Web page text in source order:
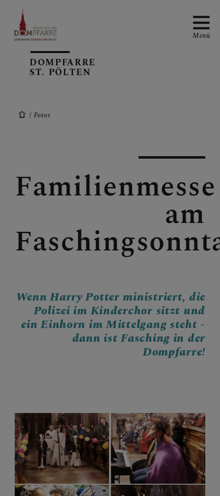
ALLGEMEINE
GOTTESDIENSTORDNUNG
KONTAKT
KINDER UND FAMILIEN
SAKRAMENTE
DOM AKTUELL
GLAUBENSVERTIEFUNG
DOMPFARRE
ST. PÖLTEN
Menü
Fotos
Familienmesse
am
Wenn Harry Potter ministriert, die
Polizei im Kinderchor sitzt und
ein Einhorn im Mittelgang steht -
dann ist Fasching in der
Dompfarre!